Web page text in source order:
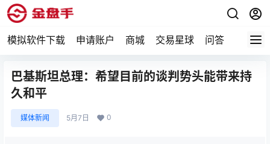
模拟软件下载 申请账户 商城 交易星球 问答 专题
巴基斯坦总理：希望目前的谈判势头能带来持
久和平
媒体新闻 5月7日 0